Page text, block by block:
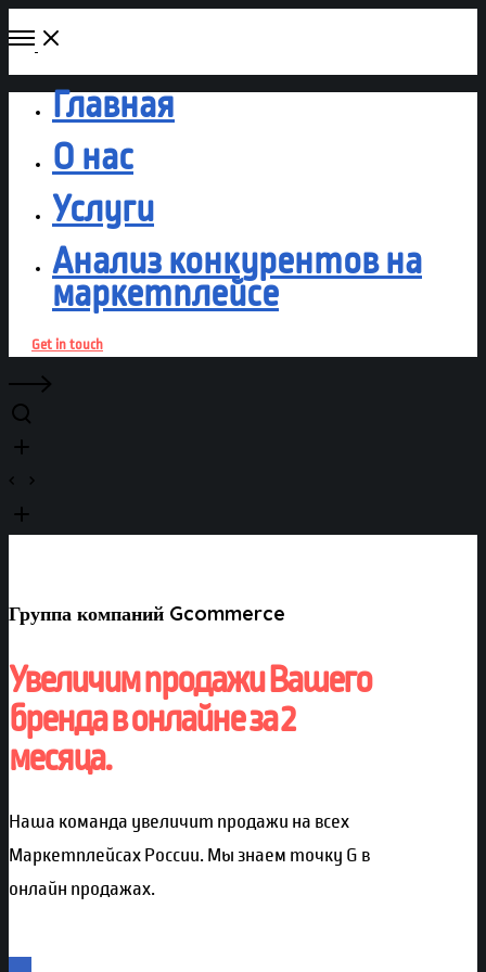
Главная
О нас
Услуги
Анализ конкурентов на
маркетплейсе
Get in touch
Группа компаний Gcommerce
Увеличим продажи Вашего
бренда в онлайне за 2
месяца.
Наша команда увеличит продажи на всех
Маркетплейсах России. Мы знаем точку G в
онлайн продажах.